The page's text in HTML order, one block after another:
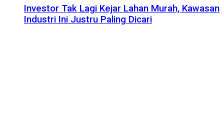
Investor Tak Lagi Kejar Lahan Murah, Kawasan
Industri Ini Justru Paling Dicari